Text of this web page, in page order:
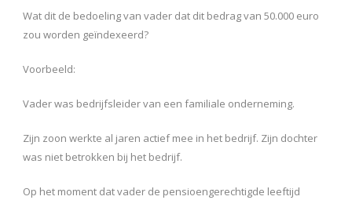
Wat dit de bedoeling van vader dat dit bedrag van 50.000 euro
zou worden geïndexeerd?
Voorbeeld:
Vader was bedrijfsleider van een familiale onderneming.
Zijn zoon werkte al jaren actief mee in het bedrijf. Zijn dochter
was niet betrokken bij het bedrijf.
Op het moment dat vader de pensioengerechtigde leeftijd